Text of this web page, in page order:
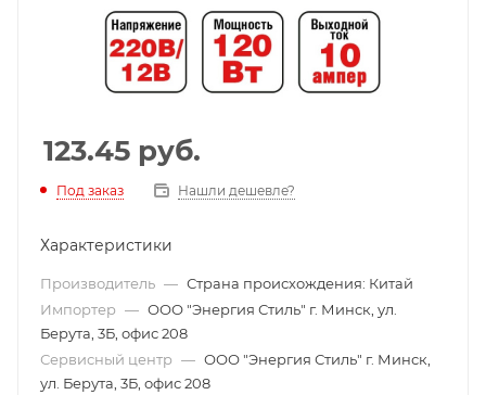
123.45 руб.
Под заказ Нашли дешевле?
Характеристики
Производитель — Страна происхождения: Китай
Импортер — ООО "Энергия Стиль" г. Минск, ул.
Берута, 3Б, офис 208
Сервисный центр — ООО "Энергия Стиль" г. Минск,
ул. Берута, 3Б, офис 208